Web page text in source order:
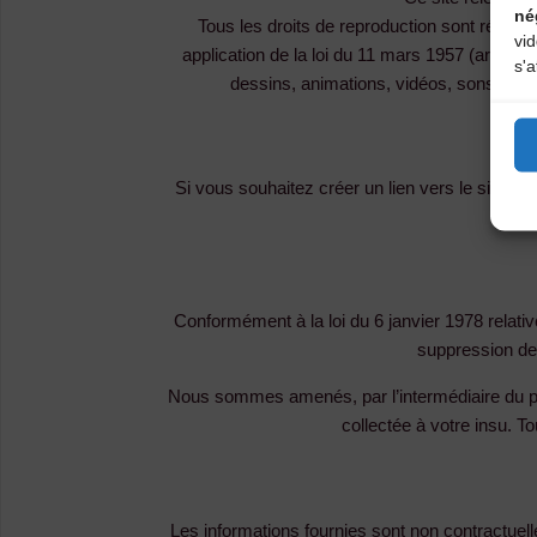
Tous les droits de reproduction sont
application de la loi du 11 mars 1957 (art.
dessins, animations, vidéos, sons
Si vous souhaitez créer un lien vers le site
Conformément à la loi du 6 janvier 1978
suppression
Nous sommes amenés, par l’intermédiaire
collectée à votre insu.
Les informations fournies sont non